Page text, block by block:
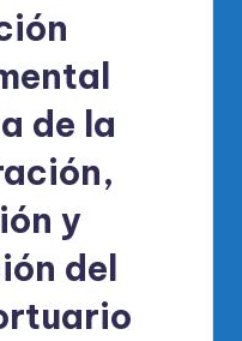
de la
y
del